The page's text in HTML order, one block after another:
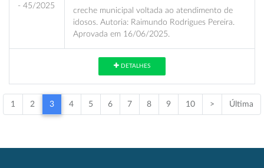
- 45/2025
creche municipal voltada ao atendimento de
idosos. Autoria: Raimundo Rodrigues Pereira.
Aprovada em 16/06/2025.
DETALHES
1 2 3 4 5 6 7 8 9 10 > Última